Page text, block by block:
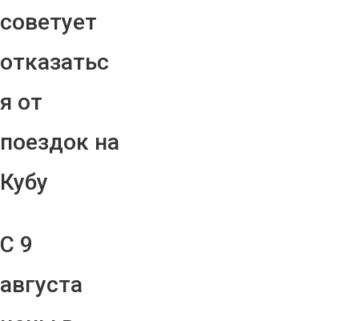
советует
отказатьс
я от
поездок на
Кубу
С 9
августа